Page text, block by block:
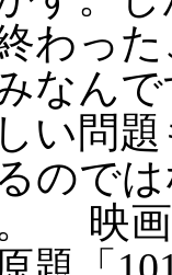
わっ
なん
い問
ので
映画